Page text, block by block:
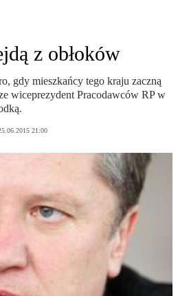
z obłoków
gdy mieszkańcy tego kraju zaczną
wiceprezydent Pracodawców RP w
21:00